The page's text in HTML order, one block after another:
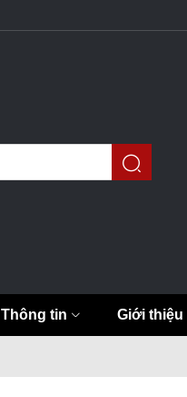
Thông tin Giới thiệu